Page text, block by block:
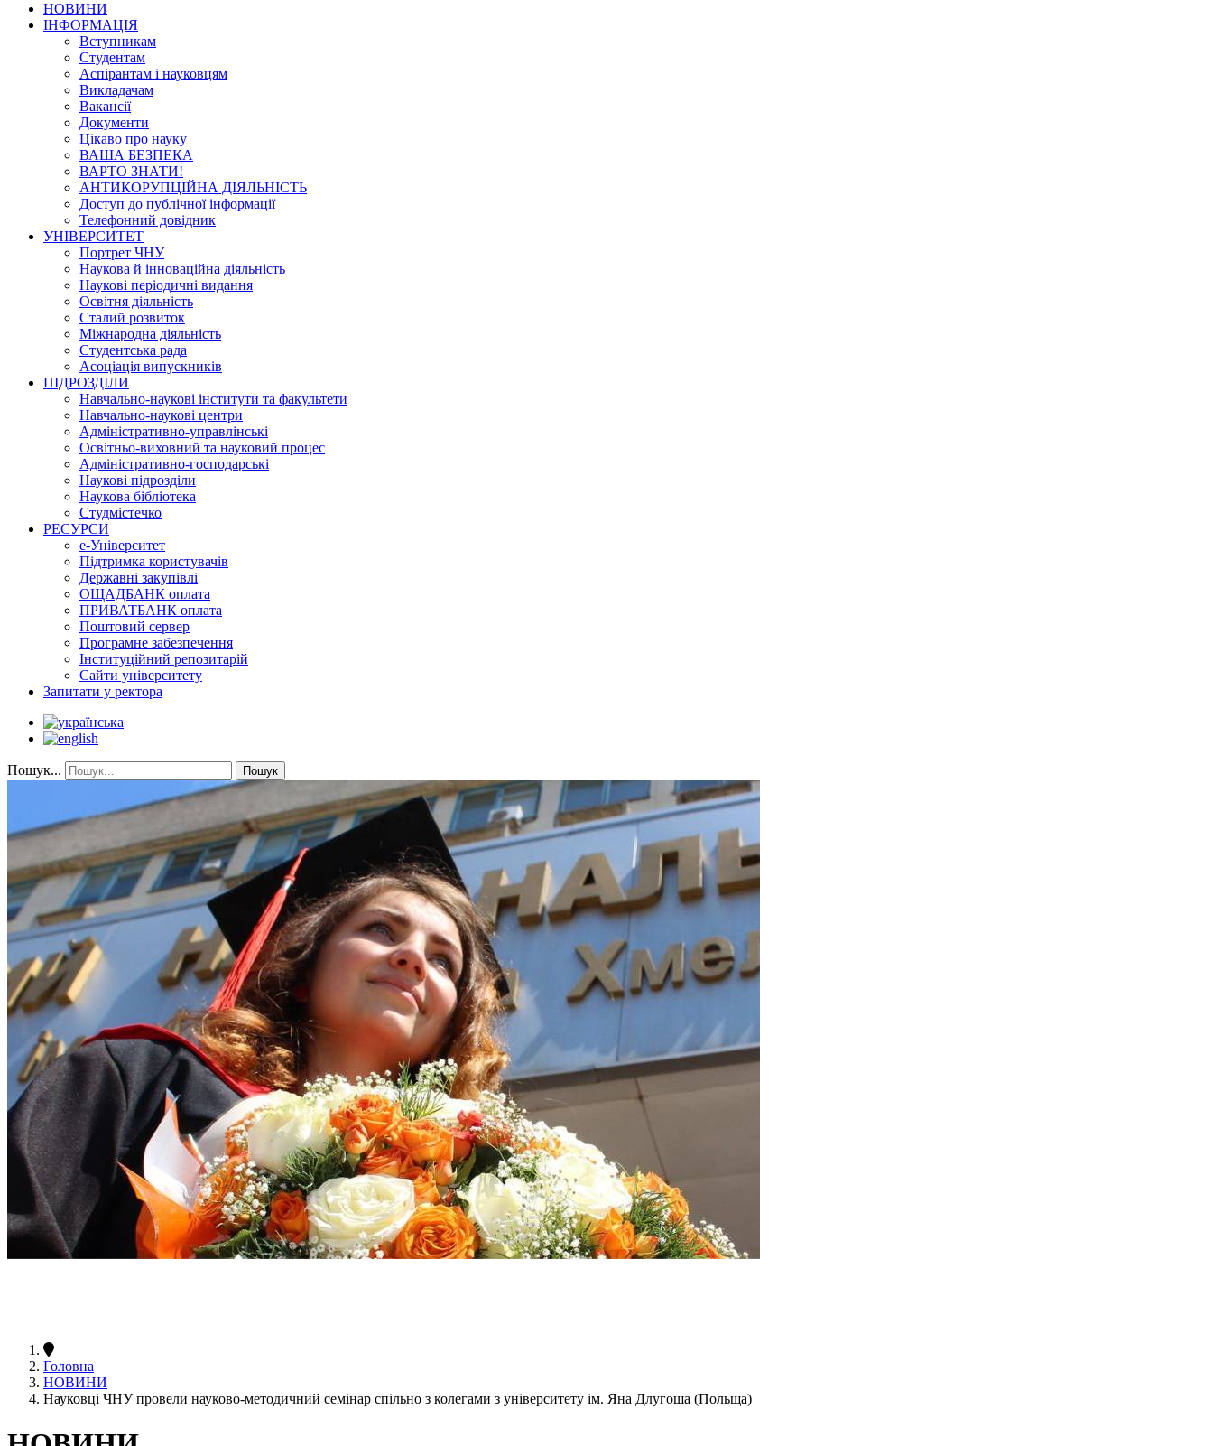
НОВИНИ
ІНФОРМАЦІЯ
Вступникам
Студентам
Аспірантам і науковцям
Викладачам
Вакансії
Документи
Цікаво про науку
ВАША БЕЗПЕКА
ВАРТО ЗНАТИ!
АНТИКОРУПЦІЙНА ДІЯЛЬНІСТЬ
Доступ до публічної інформації
Телефонний довідник
УНІВЕРСИТЕТ
Портрет ЧНУ
Наукова й інноваційна діяльність
Наукові періодичні видання
Освітня діяльність
Сталий розвиток
Міжнародна діяльність
Студентська рада
Асоціація випускників
ПІДРОЗДІЛИ
Навчально-наукові інститути та факультети
Навчально-наукові центри
Адміністративно-управлінські
Освітньо-виховний та науковий процес
Адміністративно-господарські
Наукові підрозділи
Наукова бібліотека
Студмістечко
РЕСУРСИ
е-Університет
Підтримка користувачів
Державні закупівлі
ОЩАДБАНК оплата
ПРИВАТБАНК оплата
Поштовий сервер
Програмне забезпечення
Інституційний репозитарій
Сайти університету
Запитати у ректора
Пошук... Пошук
Головна
НОВИНИ
Науковці ЧНУ провели науково-методичний семінар спільно з колегами з університету ім. Яна Длугоша (Польща)